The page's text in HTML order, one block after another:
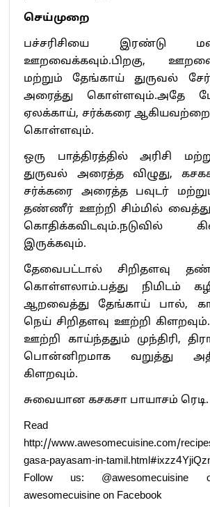
செய்முறை
பச்சரிசியை இரண்டு
ஊறவைக்கவும்.பிறகு,
மற்றும் தேங்காய் துருவல்
அரைத்து கொள்ளவும்.அதே
ஏலக்காய், சர்க்கரை ஆகியவற்றை
கொள்ளவும்.
ஒரு பாத்திரத்தில் அரிசி
துருவல் அரைத்த விழுது,
சர்க்கரை அரைத்த பவுடர்
தண்ணீர் ஊற்றி சிம்மில் வைத்து
கொதிக்கவிடவும்.நடுவில்
இருக்கவும்.
தேவைபட்டால் சிறிதளவு
கொள்ளலாம்.பத்து நிமிடம்
ஆறவைத்து தேங்காய் பால்,
நெய் சிறிதளவு ஊற்றி
ஊற்றி காய்ந்ததும் முந்திரி,
பொன்னிறமாக வறுத்து
கிளறவும்.
சுவையான கசகசா பாயாசம் ரெடி.
Read
http://www.awesomecuisine.com/
gasa-payasam-in-
Follow us:
awesomecuisine on Facebook